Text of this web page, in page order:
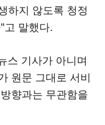
하지 않도록 청정
고 말했다.
스 기사가 아니며
원문 그대로 서비
향과는 무관함을